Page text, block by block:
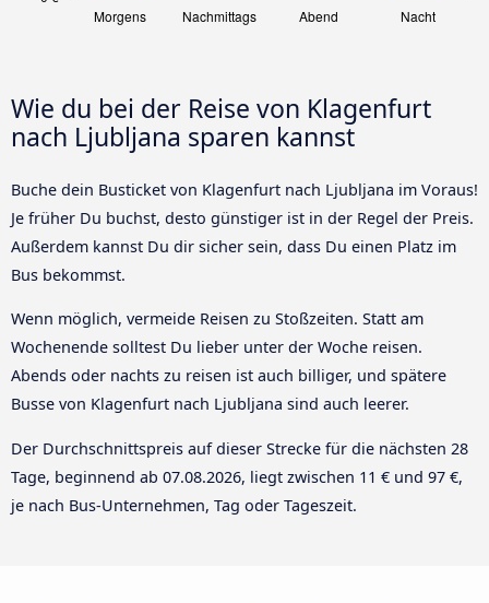
Wie du bei der Reise von Klagenfurt
nach Ljubljana sparen kannst
Buche dein Busticket von Klagenfurt nach Ljubljana im Voraus!
Je früher Du buchst, desto günstiger ist in der Regel der Preis.
Außerdem kannst Du dir sicher sein, dass Du einen Platz im
Bus bekommst.
Wenn möglich, vermeide Reisen zu Stoßzeiten. Statt am
Wochenende solltest Du lieber unter der Woche reisen.
Abends oder nachts zu reisen ist auch billiger, und spätere
Busse von Klagenfurt nach Ljubljana sind auch leerer.
Der Durchschnittspreis auf dieser Strecke für die nächsten 28
Tage, beginnend ab 07.08.2026, liegt zwischen 11 € und 97 €,
je nach Bus-Unternehmen, Tag oder Tageszeit.